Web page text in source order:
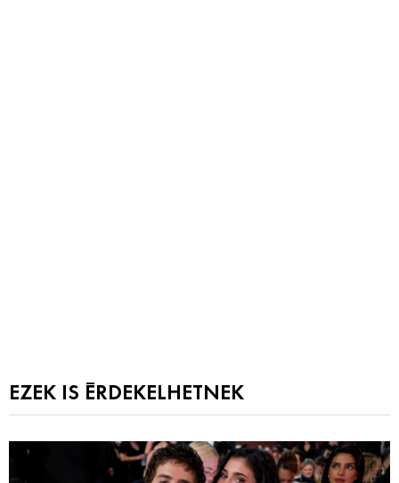
EZEK IS ÉRDEKELHETNEK